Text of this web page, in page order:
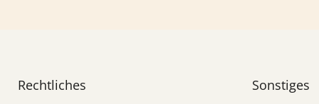
Rechtliches Sonstiges